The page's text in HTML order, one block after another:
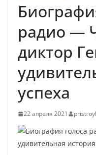
радио —
диктор
успеха
22 апреля 2021